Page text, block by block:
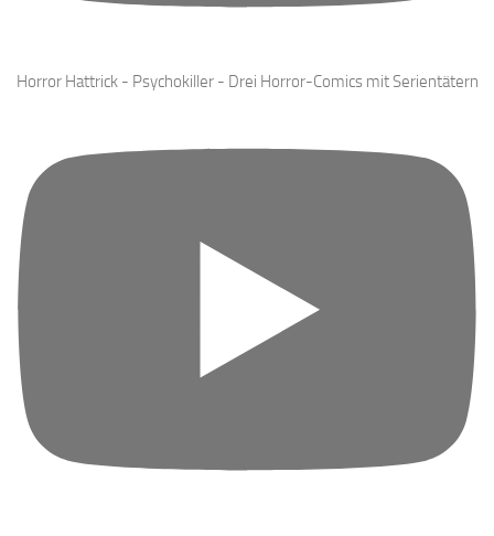
Horror Hattrick - Psychokiller - Drei Horror-Comics mit Serientätern